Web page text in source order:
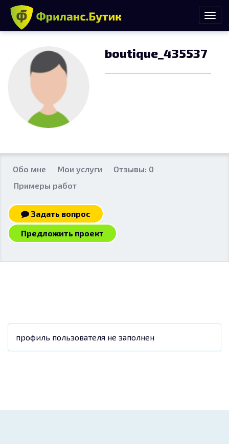
boutique_435537
Обо мне Мои услуги
Отзывы: 0
Примеры работ
Задать вопрос
Предложить проект
профиль пользователя не заполнен